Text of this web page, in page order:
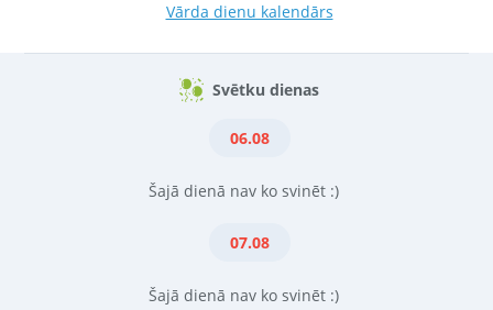
Vārda dienu kalendārs
Svētku dienas
06.08
Šajā dienā nav ko svinēt :)
07.08
Šajā dienā nav ko svinēt :)